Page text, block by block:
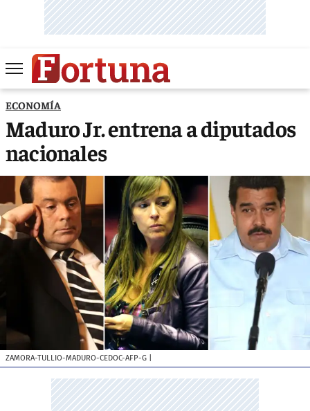
ECONOMÍA
Maduro Jr. entrena a diputados
nacionales
ZAMORA-TULLIO-MADURO-CEDOC-AFP-G